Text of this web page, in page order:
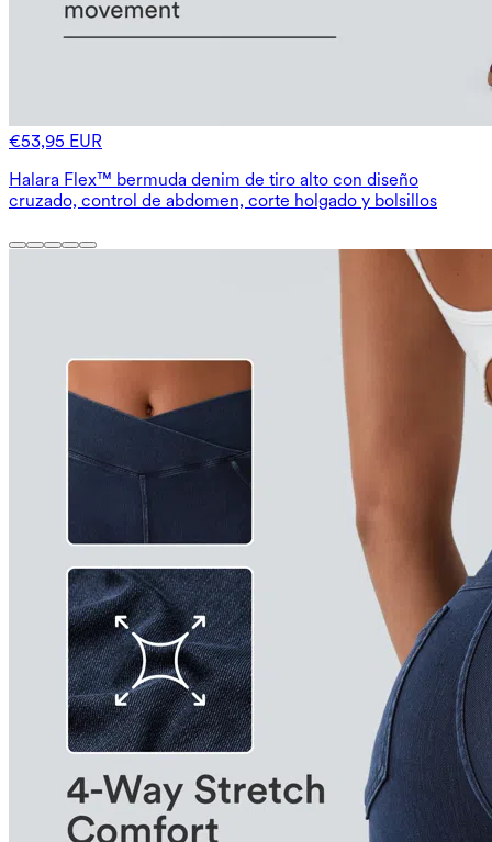
€53,95 EUR
Halara Flex™ bermuda denim de tiro alto con diseño
cruzado, control de abdomen, corte holgado y bolsillos